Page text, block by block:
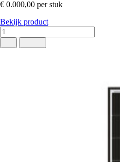
€ 0.000,00 per stuk
Bekijk product